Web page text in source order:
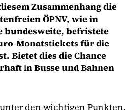
Zusammenhang die
ÖPNV, wie in
bundesweite, befristete
Monatstickets für die
Bietet dies die Chance
in Busse und Bahnen
den wichtigen Punkten.